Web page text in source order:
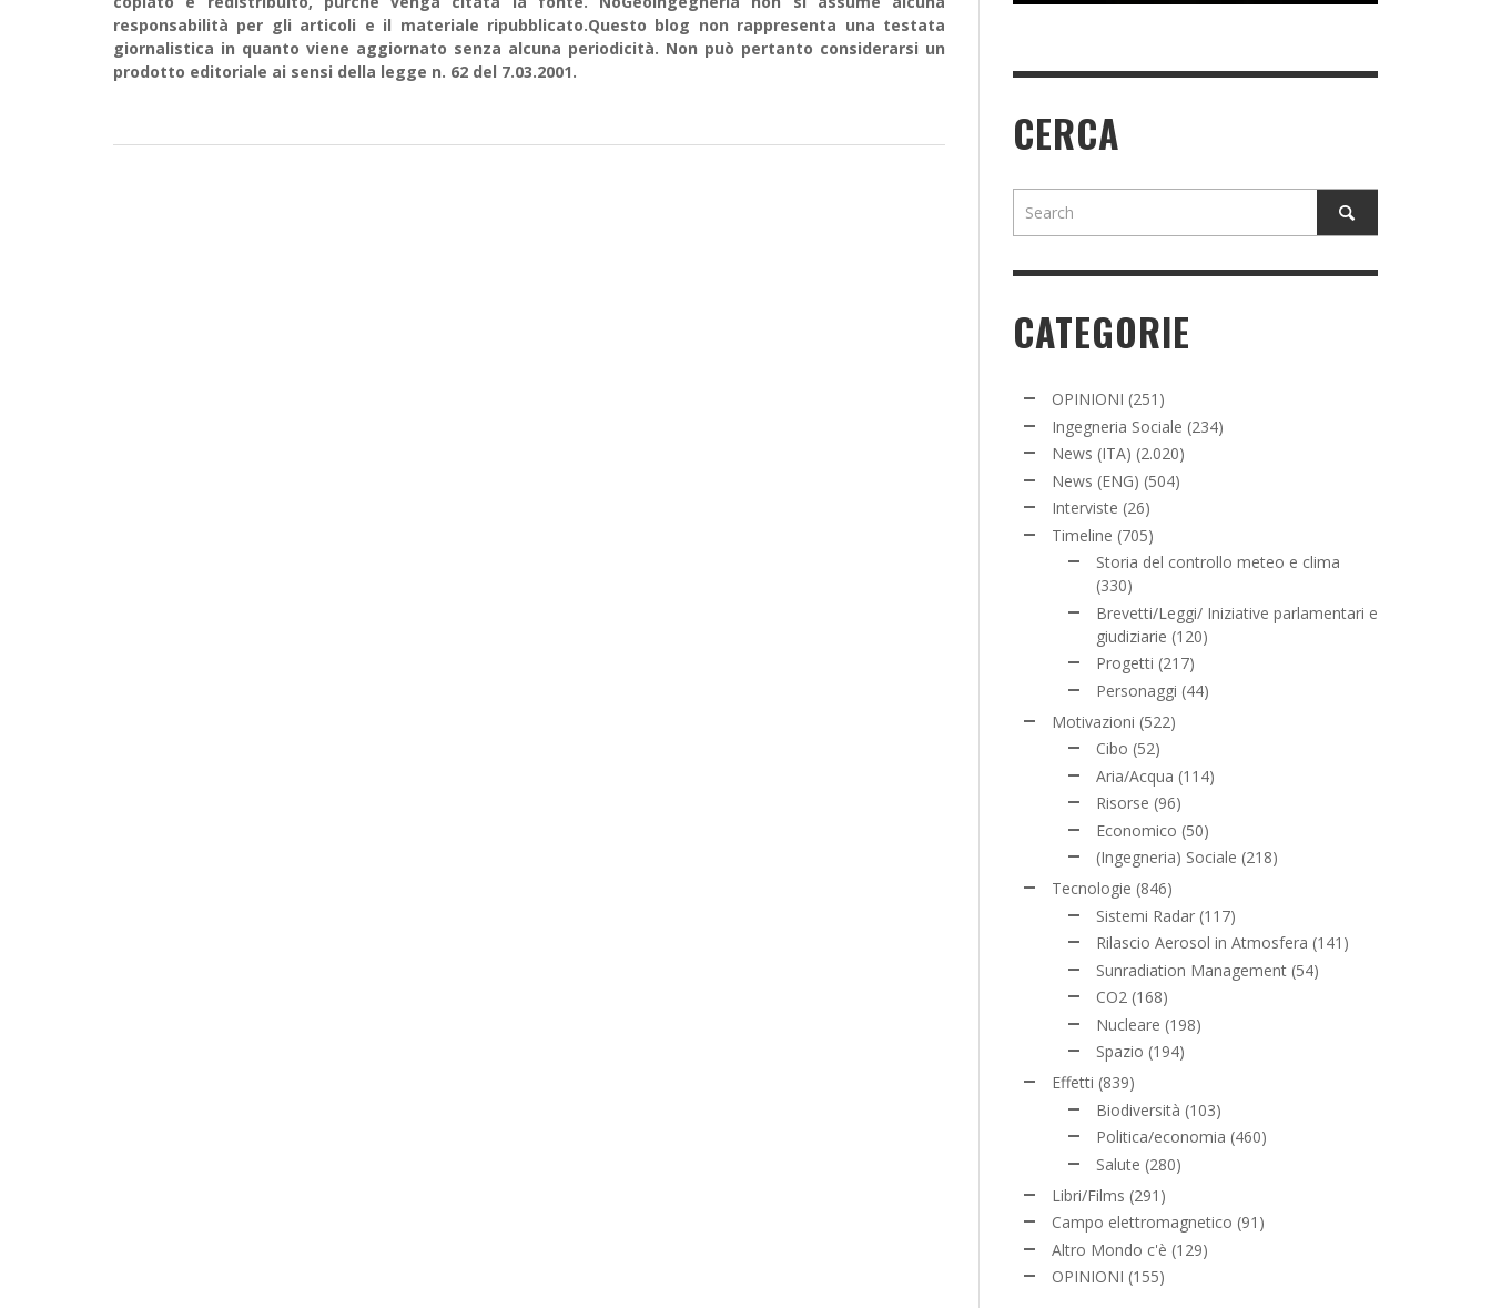
responsabilità per gli articoli e il materiale ripubblicato.Questo blog non rappresenta una testata
giornalistica in quanto viene aggiornato senza alcuna periodicità. Non può pertanto considerarsi un
prodotto editoriale ai sensi della legge n. 62 del 7.03.2001.
CERCA
CATEGORIE
OPINIONI (251)
Ingegneria Sociale (234)
News (ITA) (2.020)
News (ENG) (504)
Interviste (26)
Timeline (705)
Storia del controllo meteo e clima
(330)
Brevetti/Leggi/ Iniziative parlamentari e
giudiziarie (120)
Progetti (217)
Personaggi (44)
Motivazioni (522)
Cibo (52)
Aria/Acqua (114)
Risorse (96)
Economico (50)
(Ingegneria) Sociale (218)
Tecnologie (846)
Sistemi Radar (117)
Rilascio Aerosol in Atmosfera (141)
Sunradiation Management (54)
CO2 (168)
Nucleare (198)
Spazio (194)
Effetti (839)
Biodiversità (103)
Politica/economia (460)
Salute (280)
Libri/Films (291)
Campo elettromagnetico (91)
Altro Mondo c'è (129)
OPINIONI (155)